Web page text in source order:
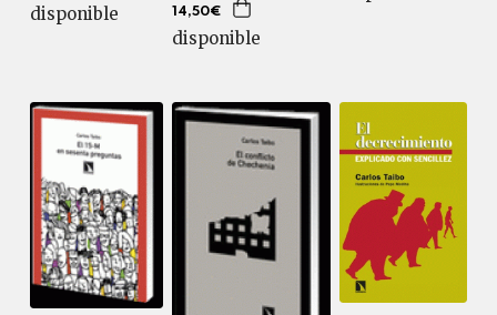
disponible 14,50€
disponible